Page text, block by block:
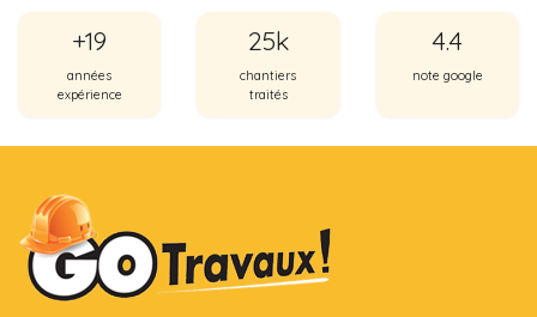
+19
années
expérience
25k
chantiers
traités
4.4
note google